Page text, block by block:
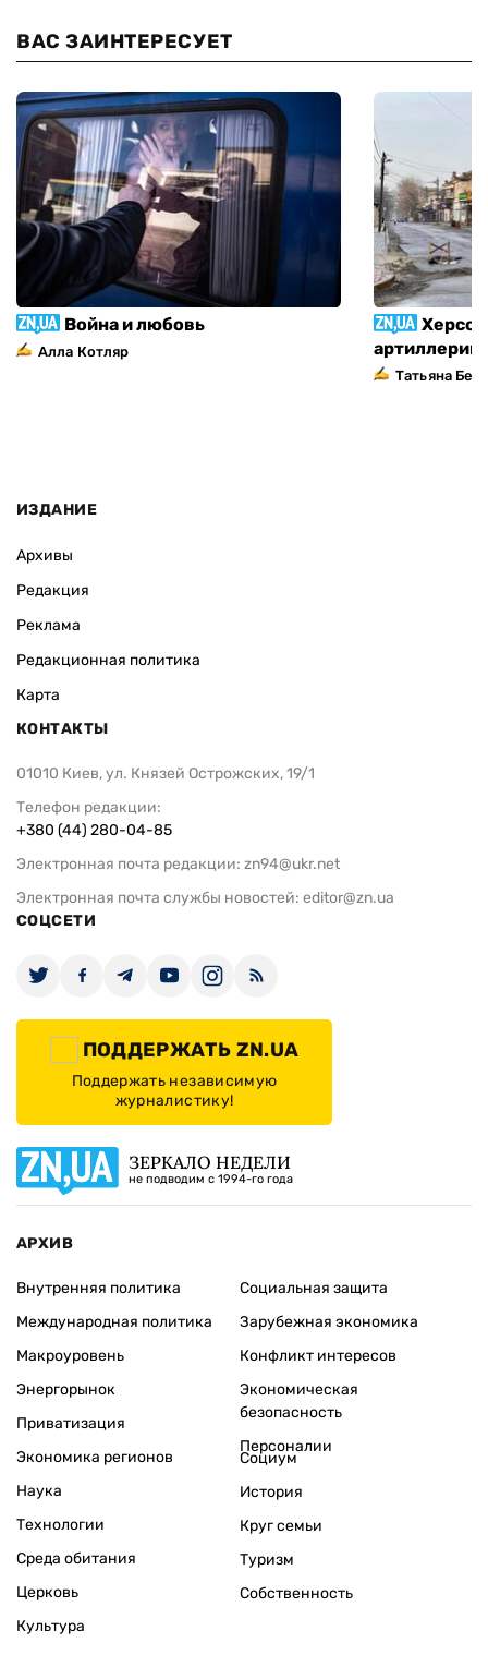
ВАС ЗАИНТЕРЕСУЕТ
Война и любовь
Алла Котляр
Татьяна
ИЗДАНИЕ
Архивы
Редакция
Реклама
Редакционная политика
Карта
КОНТАКТЫ
01010 Киев, ул. Князей Острожских, 19/1
Телефон редакции:
+380 (44) 280-04-85
Электронная почта редакции: zn94@ukr.net
Электронная почта службы новостей: editor@zn.ua
СОЦСЕТИ
ПОДДЕРЖАТЬ ZN.UA
Поддержать независимую
журналистику!
ЗЕРКАЛО НЕДЕЛИ
не подводим с 1994-го года
АРХИВ
Внутренняя политика
Международная политика
Макроуровень
Энергорынок
Приватизация
Экономика регионов
Социальная защита
Зарубежная экономика
Конфликт интересов
Экономическая
безопасность
Персоналии
Наука
Технологии
Среда обитания
Церковь
Культура
Социум
История
Круг семьи
Туризм
Собственность